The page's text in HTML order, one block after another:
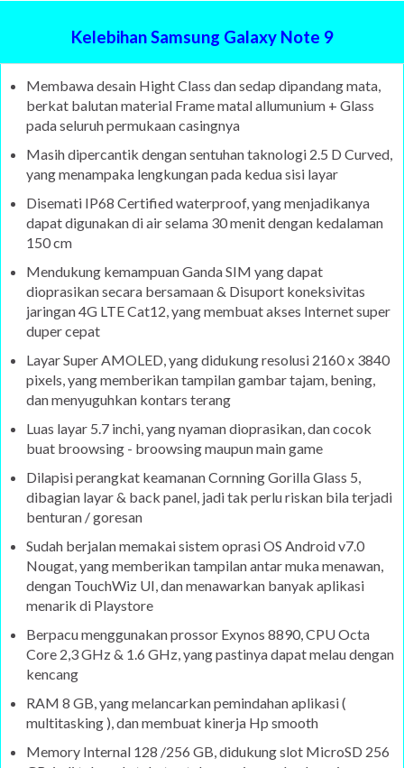
Kelebihan Samsung Galaxy Note 9
Membawa desain Hight Class dan sedap dipandang mata,
berkat balutan material Frame matal allumunium + Glass
pada seluruh permukaan casingnya
Masih dipercantik dengan sentuhan taknologi 2.5 D Curved,
yang menampaka lengkungan pada kedua sisi layar
Disemati IP68 Certified waterproof, yang menjadikanya
dapat digunakan di air selama 30 menit dengan kedalaman
150 cm
Mendukung kemampuan Ganda SIM yang dapat
dioprasikan secara bersamaan & Disuport koneksivitas
jaringan 4G LTE Cat12, yang membuat akses Internet super
duper cepat
Layar Super AMOLED, yang didukung resolusi 2160 x 3840
pixels, yang memberikan tampilan gambar tajam, bening,
dan menyuguhkan kontars terang
Luas layar 5.7 inchi, yang nyaman dioprasikan, dan cocok
buat broowsing - broowsing maupun main game
Dilapisi perangkat keamanan Cornning Gorilla Glass 5,
dibagian layar & back panel, jadi tak perlu riskan bila terjadi
benturan / goresan
Sudah berjalan memakai sistem oprasi OS Android v7.0
Nougat, yang memberikan tampilan antar muka menawan,
dengan TouchWiz UI, dan menawarkan banyak aplikasi
menarik di Playstore
Berpacu menggunakan prossor Exynos 8890, CPU Octa
Core 2,3 GHz & 1.6 GHz, yang pastinya dapat melau dengan
kencang
RAM 8 GB, yang melancarkan pemindahan aplikasi (
multitasking ), dan membuat kinerja Hp smooth
Memory Internal 128 /256 GB, didukung slot MicroSD 256